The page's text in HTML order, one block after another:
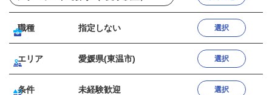
職種 指定しない 選択
エリア 愛媛県(東温市) 選択
条件 未経験歓迎 選択